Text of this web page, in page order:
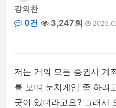
강의찬
0건
3,247회
저는 거의 모든 증권사 계
률 보며 눈치게임 좀 하려
곳이 있더라고요? 그래서